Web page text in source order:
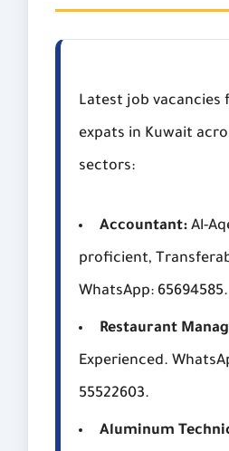
Latest job vacancies
expats in Kuwait
sectors:
Accountant: Al-
proficient,
WhatsApp: 65694585.
Restaurant
Experienced.
55522603.
Aluminum